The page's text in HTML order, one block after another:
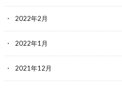
2022年2月
2022年1月
2021年12月